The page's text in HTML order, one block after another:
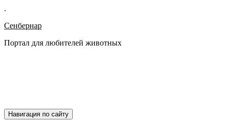
.
Сенбернар
Портал для любителей животных
Навигация по сайту